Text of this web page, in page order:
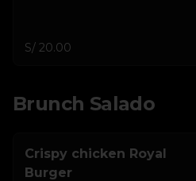
S/ 20.00
Brunch Salado
Crispy chicken Royal
Burger